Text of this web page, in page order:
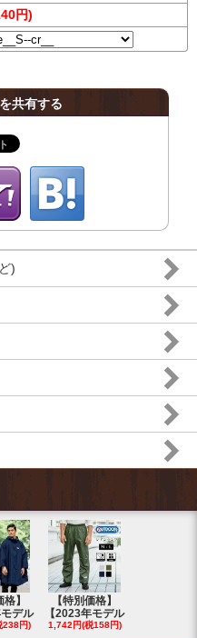
円)
共有する
)
格】
モデル
238円)
【特別価格】
【2023年モデル
1,742円(税158円)